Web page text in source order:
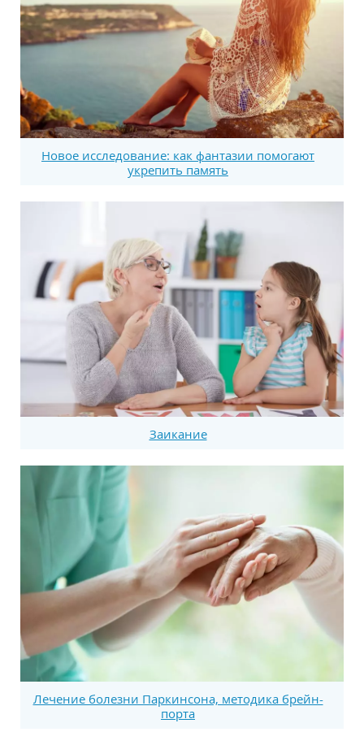
Новое исследование: как фантазии помогают
укрепить память
Заикание
Лечение болезни Паркинсона, методика брейн-
порта